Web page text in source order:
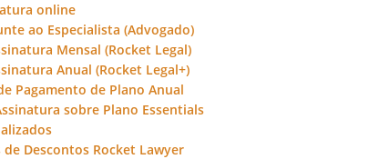
online
ao Especialista (Advogado)
Mensal (Rocket Legal)
Anual (Rocket Legal+)
Pagamento de Plano Anual
sobre Plano Essentials
Descontos Rocket Lawyer